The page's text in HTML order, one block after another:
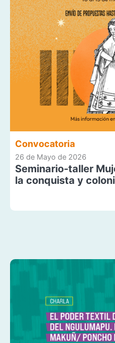
Convocatoria
26 de Mayo de 2026
Seminario-taller
la conquista y